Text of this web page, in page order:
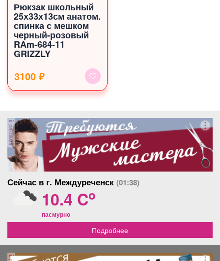
Рюкзак школьный
25х33х13см анатом.
спинка с мешком
черный-розовый
RAm-684-11
GRIZZLY
3100 ₽
реклама
Сейчас в г. Междуреченск (01:38)
10.4 Co
пасмурно
Подробнее